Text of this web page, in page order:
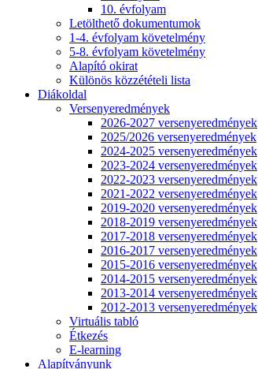
10. évfolyam
Letölthető dokumentumok
1-4. évfolyam követelmény
5-8. évfolyam követelmény
Alapító okirat
Különös közzétételi lista
Diákoldal
Versenyeredmények
2026-2027 versenyeredmények
2025/2026 versenyeredmények
2024-2025 versenyeredmények
2023-2024 versenyeredmények
2022-2023 versenyeredmények
2021-2022 versenyeredmények
2019-2020 versenyeredmények
2018-2019 versenyeredmények
2017-2018 versenyeredmények
2016-2017 versenyeredmények
2015-2016 versenyeredmények
2014-2015 versenyeredmények
2013-2014 versenyeredmények
2012-2013 versenyeredmények
Virtuális tabló
Étkezés
E-learning
Alapítványunk